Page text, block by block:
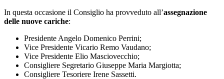
In questa occasione il Consiglio ha provveduto all’assegnazione
delle nuove cariche:
Presidente Angelo Domenico Perrini;
Vice Presidente Vicario Remo Vaudano;
Vice Presidente Elio Masciovecchio;
Consigliere Segretario Giuseppe Maria Margiotta;
Consigliere Tesoriere Irene Sassetti.